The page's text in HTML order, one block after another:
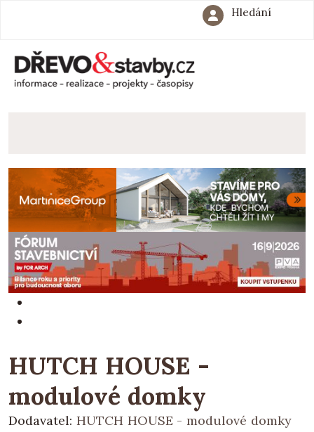
Hledání
HUTCH HOUSE -
modulové domky
Dodavatel: HUTCH HOUSE - modulové domky